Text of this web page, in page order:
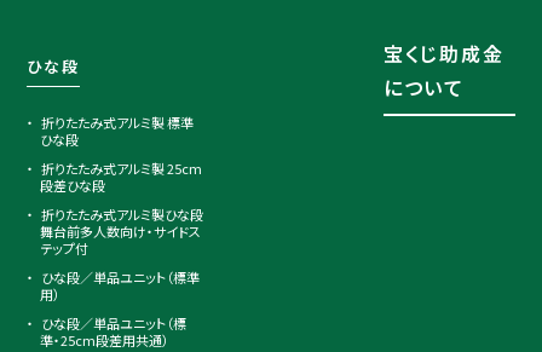
ひな段
折りたたみ式アルミ製 標準
ひな段
折りたたみ式アルミ製 25cm
段差ひな段
折りたたみ式アルミ製ひな段
舞台前多人数向け・サイドス
テップ付
ひな段／単品ユニット（標準
用）
ひな段／単品ユニット（標
準・25cm段差用共通）
宝くじ助成金
について